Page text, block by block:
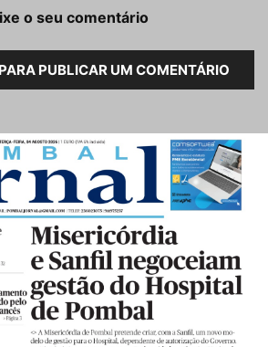
o seu comentário
PUBLICAR UM COMENTÁRIO